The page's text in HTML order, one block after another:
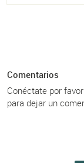
Comentarios
Conéctate por
para dejar un